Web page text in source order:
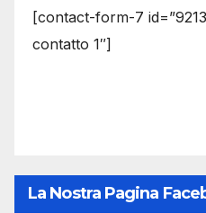
[contact-form-7
contatto 1″]
La Nostra Pagina